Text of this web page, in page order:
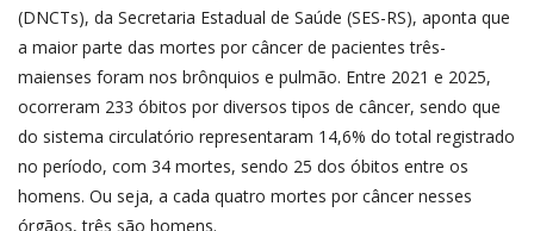
(DNCTs), da Secretaria Estadual de Saúde (SES-RS), aponta que
a maior parte das mortes por câncer de pacientes três-
maienses foram nos brônquios e pulmão. Entre 2021 e 2025,
ocorreram 233 óbitos por diversos tipos de câncer, sendo que
do sistema circulatório representaram 14,6% do total registrado
no período, com 34 mortes, sendo 25 dos óbitos entre os
homens. Ou seja, a cada quatro mortes por câncer nesses
órgãos, três são homens.